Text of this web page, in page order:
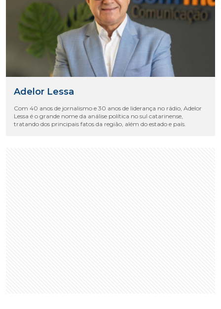
Adelor Lessa
Com 40 anos de jornalismo e 30 anos de liderança no rádio, Adelor
Lessa é o grande nome da análise política no sul catarinense,
tratando dos principais fatos da região, além do estado e país.